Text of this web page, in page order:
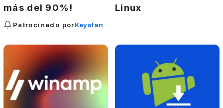
más del 90%!
Patrocinado porKeysfan
Linux